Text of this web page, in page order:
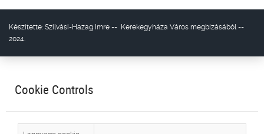
Készítette: Szilvási-Hazag Imre -- Kerekegyháza Város megbízásából --
2024.
Cookie Controls